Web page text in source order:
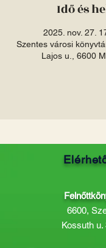
Idő és
2025. nov. 27.
Szentes városi
Lajos u., 6600
6600,
Kossuth u.